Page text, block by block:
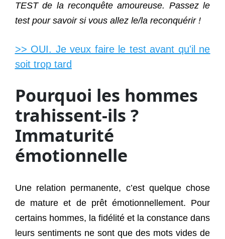
TEST de la reconquête amoureuse. Passez le
test pour savoir si vous allez le/la reconquérir !
>> OUI. Je veux faire le test avant qu'il ne
soit trop tard
Pourquoi les hommes
trahissent-ils ?
Immaturité
émotionnelle
Une relation permanente, c’est quelque chose
de mature et de prêt émotionnellement. Pour
certains hommes, la fidélité et la constance dans
leurs sentiments ne sont que des mots vides de